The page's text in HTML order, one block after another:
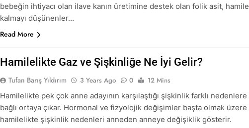
bebeğin ihtiyacı olan ilave kanın üretimine destek olan folik asit, hamile
kalmayı düşünenler…
Read More
Hamilelikte Gaz ve Şişkinliğe Ne İyi Gelir?
Tufan Barış Yıldırım 3 Years Ago 0
12 Mins
Hamilelikte pek çok anne adayının karşılaştığı şişkinlik farklı nedenlere
bağlı ortaya çıkar. Hormonal ve fizyolojik değişimler başta olmak üzere
hamilelikte şişkinlik nedenleri anneden anneye değişiklik gösterir.